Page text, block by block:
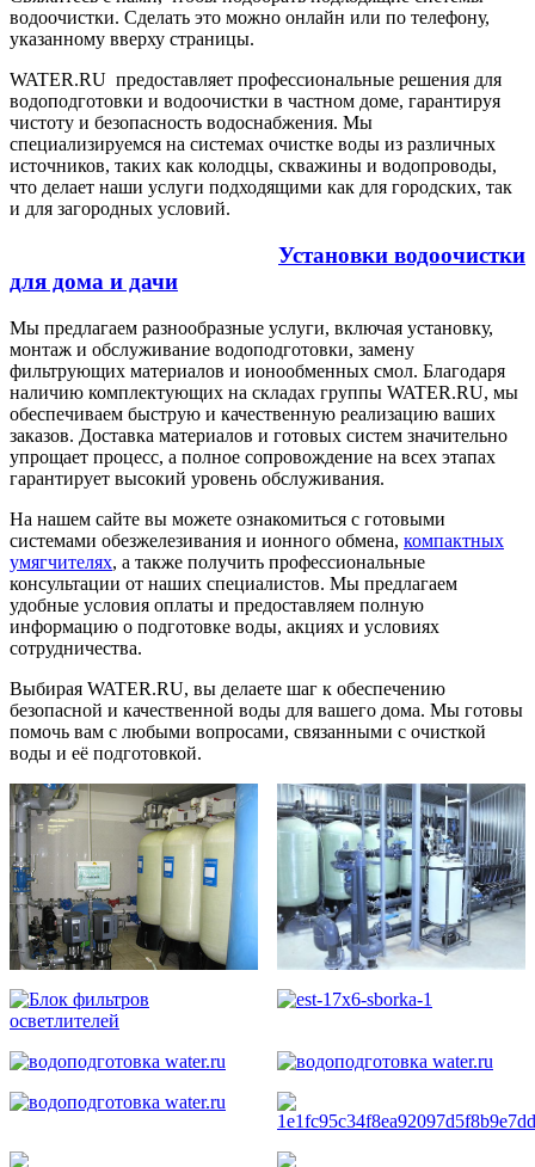
водоочистки. Сделать это можно онлайн или по телефону,
указанному вверху страницы.
WATER.RU предоставляет профессиональные решения для
водоподготовки и водоочистки в частном доме, гарантируя
чистоту и безопасность водоснабжения. Мы
специализируемся на системах очистке воды из различных
источников, таких как колодцы, скважины и водопроводы,
что делает наши услуги подходящими как для городских, так
и для загородных условий.
Установки водоочистки
для дома и дачи
Мы предлагаем разнообразные услуги, включая установку,
монтаж и обслуживание водоподготовки, замену
фильтрующих материалов и ионообменных смол. Благодаря
наличию комплектующих на складах группы WATER.RU, мы
обеспечиваем быструю и качественную реализацию ваших
заказов. Доставка материалов и готовых систем значительно
упрощает процесс, а полное сопровождение на всех этапах
гарантирует высокий уровень обслуживания.
На нашем сайте вы можете ознакомиться с готовыми
системами обезжелезивания и ионного обмена, компактных
умягчителях, а также получить профессиональные
консультации от наших специалистов. Мы предлагаем
удобные условия оплаты и предоставляем полную
информацию о подготовке воды, акциях и условиях
сотрудничества.
Выбирая WATER.RU, вы делаете шаг к обеспечению
безопасной и качественной воды для вашего дома. Мы готовы
помочь вам с любыми вопросами, связанными с очисткой
воды и её подготовкой.